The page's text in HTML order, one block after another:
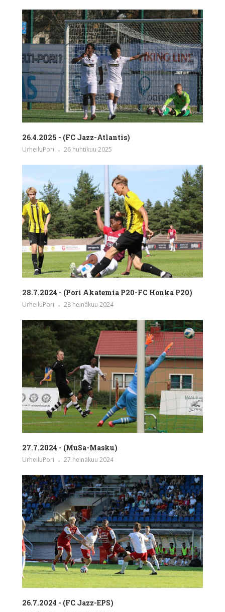
26.4.2025 - (FC Jazz-Atlantis)
UrheiluPori 26 huhtikuu 2025
28.7.2024 - (Pori Akatemia P20-FC Honka P20)
UrheiluPori 28 heinäkuu 2024
27.7.2024 - (MuSa-Masku)
UrheiluPori 27 heinäkuu 2024
26.7.2024 - (FC Jazz-EPS)